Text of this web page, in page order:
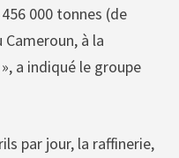
000 tonnes (de
à la
a indiqué le groupe
par jour, la raffinerie,